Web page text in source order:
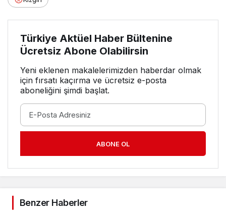
Türkiye Aktüel Haber Bültenine
Ücretsiz Abone Olabilirsin
Yeni eklenen makalelerimizden haberdar olmak
için fırsatı kaçırma ve ücretsiz e-posta
aboneliğini şimdi başlat.
ABONE OL
Benzer Haberler